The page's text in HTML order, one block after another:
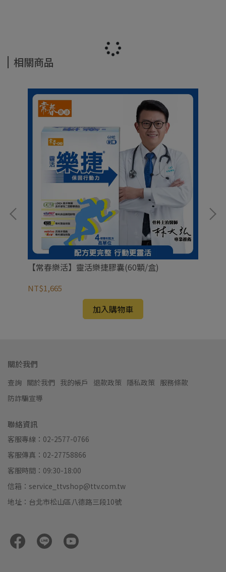
相關商品
【常春樂活】靈活樂捷膠囊(60顆/盒)
NT$1,665
加入購物車
關於我們
查詢 關於我們 我的帳戶 退款政策 隱私政策 服務條款
防詐騙宣導
聯絡資訊
客服專線：02-2577-0766
客服傳真：02-27758866
客服時間：09:30-18:00
信箱：service_ttvshop@ttv.com.tw
地址：台北市松山區八德路三段10號